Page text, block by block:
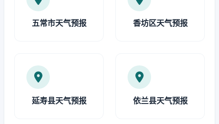
五常市天气预报 香坊区天气预报
延寿县天气预报 依兰县天气预报